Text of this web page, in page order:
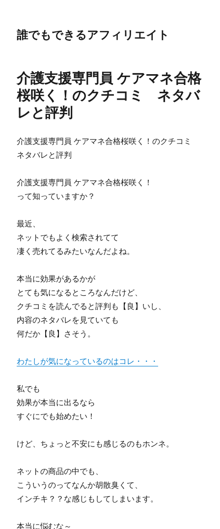
誰でもできるアフィリエイト
介護支援専門員 ケアマネ合格
桜咲く！のクチコミ ネタバ
レと評判
介護支援専門員 ケアマネ合格桜咲く！のクチコミ
ネタバレと評判
介護支援専門員 ケアマネ合格桜咲く！
って知っていますか？
最近、
ネットでもよく検索されてて
凄く売れてるみたいなんだよね。
本当に効果があるかが
とても気になるところなんだけど、
クチコミを読んでると評判も【良】いし、
内容のネタバレを見ていても
何だか【良】さそう。
わたしが気になっているのはコレ・・・
私でも
効果が本当に出るなら
すぐにでも始めたい！
けど、ちょっと不安にも感じるのもホンネ。
ネットの商品の中でも、
こういうのってなんか胡散臭くて、
インチキ？？な感じもしてしまいます。
本当に悩むな～